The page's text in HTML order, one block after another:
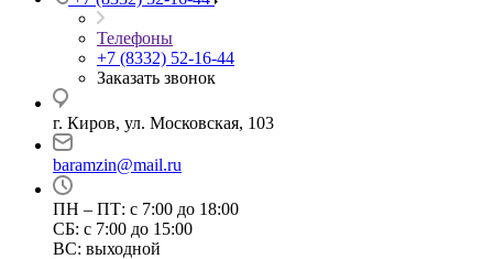
Телефоны
+7 (8332) 52-16-44
Заказать звонок
г. Киров, ул. Московская, 103
baramzin@mail.ru
ПН – ПТ: с 7:00 до 18:00
СБ: с 7:00 до 15:00
ВС: выходной